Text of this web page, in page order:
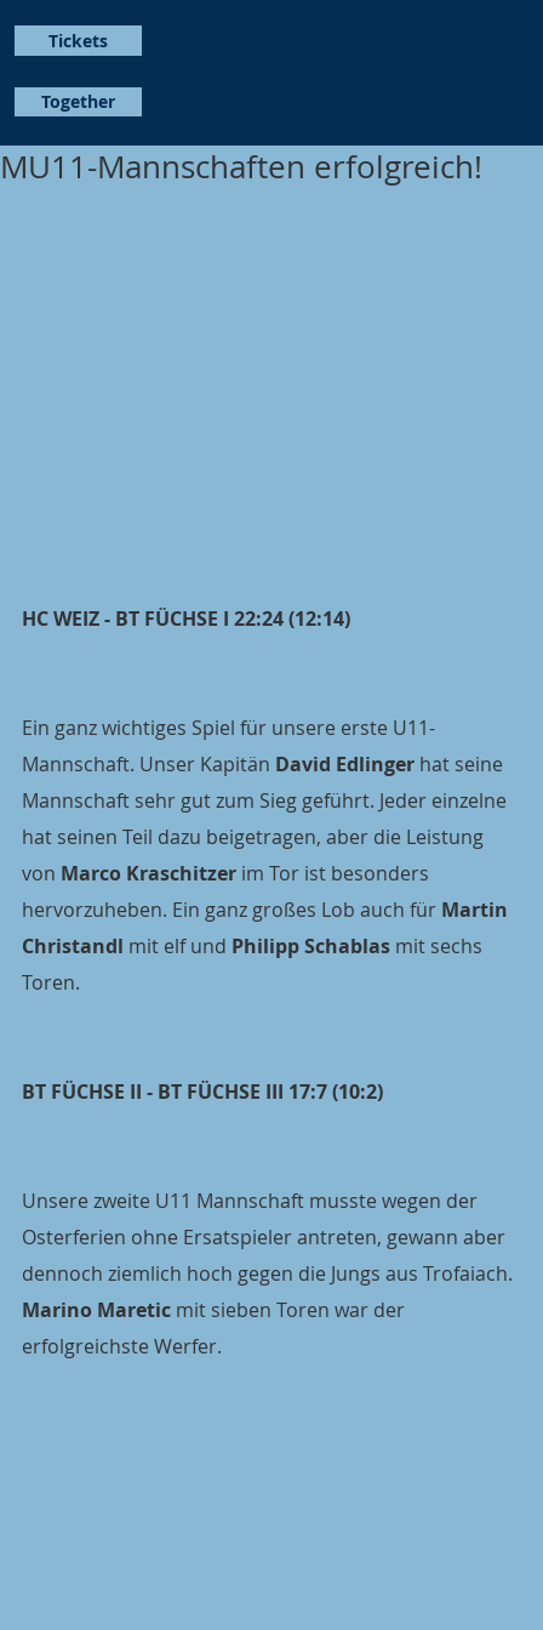
Together
Tickets
MU11-Mannschaften erfolgreich!
HC WEIZ - BT FÜCHSE I 22:24 (12:14)
Ein ganz wichtiges Spiel für unsere erste U11-
Mannschaft. Unser Kapitän David Edlinger hat seine
Mannschaft sehr gut zum Sieg geführt. Jeder einzelne
hat seinen Teil dazu beigetragen, aber die Leistung
von Marco Kraschitzer im Tor ist besonders
hervorzuheben. Ein ganz großes Lob auch für Martin
Christandl mit elf und Philipp Schablas mit sechs
Toren.
BT FÜCHSE II - BT FÜCHSE III 17:7 (10:2)
Unsere zweite U11 Mannschaft musste wegen der
Osterferien ohne Ersatspieler antreten, gewann aber
dennoch ziemlich hoch gegen die Jungs aus Trofaiach.
Marino Maretic mit sieben Toren war der
erfolgreichste Werfer.